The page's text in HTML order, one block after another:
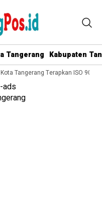
Tangerang Kabupaten
Tangerang Terapkan ISO